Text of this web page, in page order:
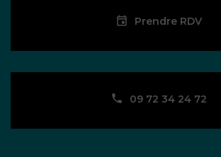
Prendre RDV
09 72 34 24 72